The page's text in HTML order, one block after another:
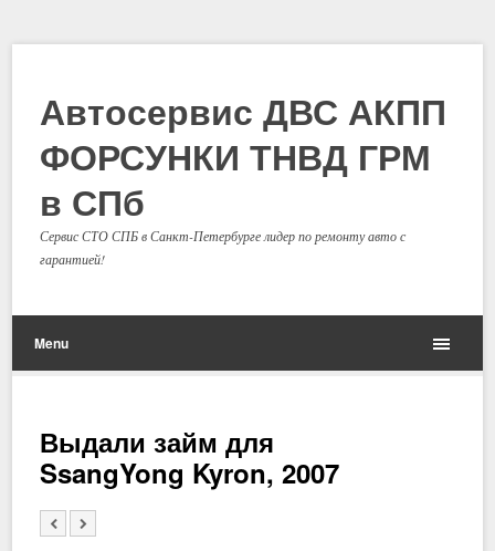
Автосервис ДВС АКПП
ФОРСУНКИ ТНВД ГРМ
в СПб
Сервис СТО СПБ в Санкт-Петербурге лидер по ремонту авто с
гарантией!
Menu
Выдали займ для
SsangYong Kyron, 2007